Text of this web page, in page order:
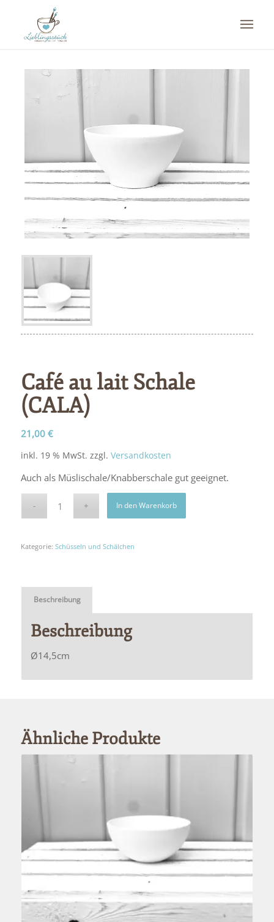
Du bist hier:
Schüsseln und Schälchen
Café au lait Schale
(CALA)
21,00 €
inkl. 19 % MwSt. zzgl. Versandkosten
Auch als Müslischale/Knabberschale gut geeignet.
In den Warenkorb
Kategorie: Schüsseln und Schälchen
Beschreibung
Beschreibung
Ø14,5cm
Ähnliche Produkte